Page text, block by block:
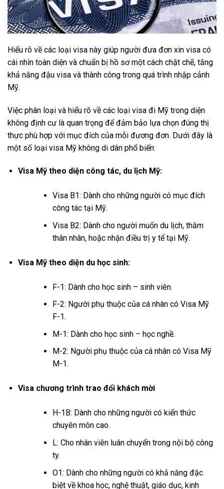
Hiểu rõ về các loại visa này giúp người đưa đơn xin visa có
cái nhìn toàn diện và chuẩn bị hồ sơ một cách chặt chẽ, tăng
khả năng đậu visa và thành công trong quá trình nhập cảnh
Mỹ.
Việc phân loại và hiểu rõ về các loại visa đi Mỹ trong diện
không định cư là quan trọng để đảm bảo lựa chọn đúng thị
thực phù hợp với mục đích của mỗi đương đơn. Dưới đây là
một số loại visa Mỹ không di dân phổ biến:
Visa Mỹ theo diện công tác, du lịch Mỹ:
Visa B1: Dành cho những người có mục đích
công tác tại Mỹ.
Visa B2: Dành cho người muốn du lịch, thăm
thân nhân, hoặc nhận điều trị y tế tại Mỹ.
Visa Mỹ theo diện du học sinh:
F-1: Dành cho học sinh – sinh viên.
F-2: Người phụ thuộc của cá nhân có Visa Mỹ
F-1.
M-1: Dành cho học sinh – học nghề.
M-2: Người phụ thuộc của cá nhân có Visa Mỹ
M-1.
Visa chương trình trao đổi khách mời
H-1B: Dành cho những người có kiến thức
chuyên môn cao.
L: Cho nhân viên luân chuyển trong nội bộ công
ty.
O1: Dành cho những người có khả năng đặc
biệt về khoa học, nghệ thuật, giáo dục, kinh